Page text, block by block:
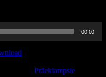
00:00
Präeklampsie